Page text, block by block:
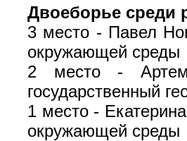
Двоеборье среди
3 место - Павел
окружающей среды
2 место - Артем
государственный
1 место -
окружающей среды